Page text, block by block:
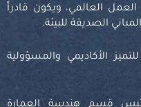
العالمي، ويكون قادراً
الصديقة للبيئة.
الأكاديمي والمسؤولية